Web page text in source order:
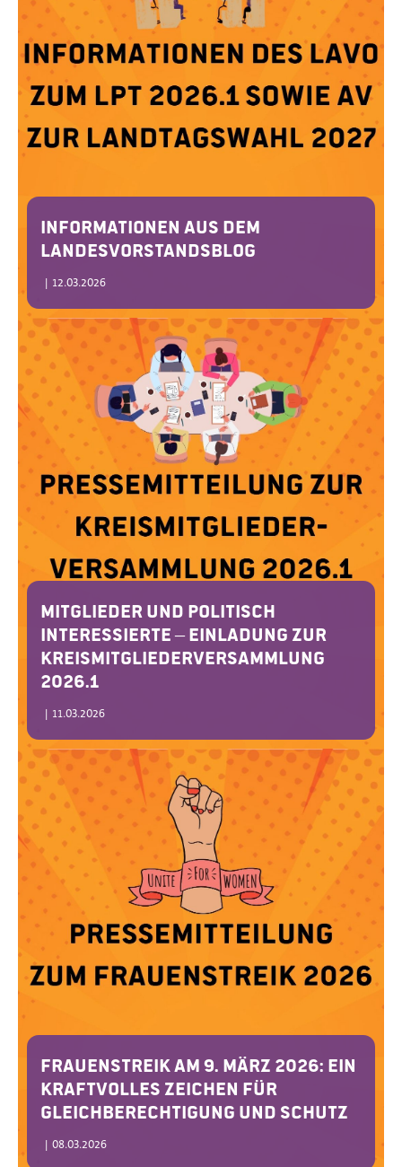
Informationen aus dem
Landesvorstandsblog
| 12.03.2026
Mitglieder und politisch
Interessierte – Einladung zur
Kreismitgliederversammlung
2026.1
| 11.03.2026
Frauenstreik am 9. März 2026: Ein
kraftvolles Zeichen für
Gleichberechtigung und Schutz
| 08.03.2026